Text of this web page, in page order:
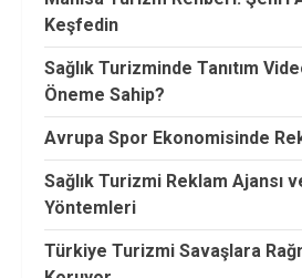
Keşfedin
Sağlık Turizminde Tanıtım
Öneme Sahip?
Avrupa Spor Ekonomisinde
Sağlık Turizmi Reklam Ajansı
Yöntemleri
Türkiye Turizmi Savaşlara